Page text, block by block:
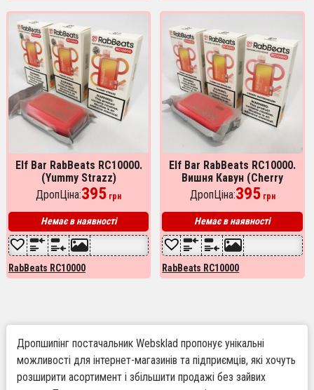
Elf Bar RabBeats RC10000.
(Yummy Strazz)
ДропЦіна:395 грн
Немає в наявності
RabBeats RC10000
Elf Bar RabBeats RC10000.
Вишня Кавун (Cherry
Watermelon)
ДропЦіна:395грн
Немає в наявності
RabBeats RC10000
Дропшипінг постачальник Websklad пропонує унікальні
можливості для інтернет-магазинів та підприємців, які хочуть
розширити асортимент і збільшити продажі без зайвих